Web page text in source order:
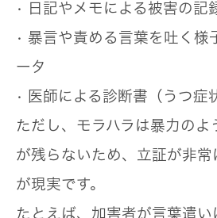
• 日記やメモによる被害の記
• 暴言や責める言葉を吐く様
ータ
• 医師による診断書（うつ症
ただし、 モラハラは暴力のよ
が残らないため、立証が非常
が現実です。
たとえば、加害者が言葉遣い